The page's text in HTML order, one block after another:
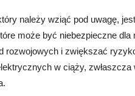
należy wziąć pod uwagę,
może być niebezpieczne
rozwojowych i zwiększać
w ciąży,